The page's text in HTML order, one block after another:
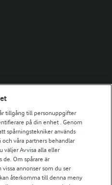
tillgång till personuppgifter
på din enhet . Genom
spårningstekniker används
våra partners behandlar
väljer Avvisa alla eller
de. Om spårare är
annonser som du ser
återkomma till denna meny